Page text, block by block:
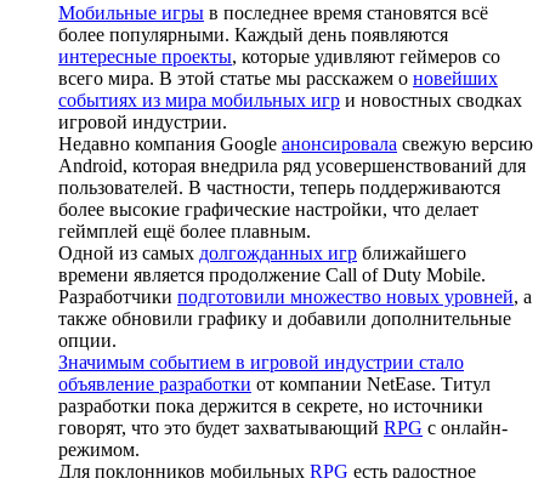
Мобильные игры в последнее время становятся всё
более популярными. Каждый день появляются
интересные проекты, которые удивляют геймеров со
всего мира. В этой статье мы расскажем о новейших
событиях из мира мобильных игр и новостных сводках
игровой индустрии.
Недавно компания Google анонсировала свежую версию
Android, которая внедрила ряд усовершенствований для
пользователей. В частности, теперь поддерживаются
более высокие графические настройки, что делает
геймплей ещё более плавным.
Одной из самых долгожданных игр ближайшего
времени является продолжение Call of Duty Mobile.
Разработчики подготовили множество новых уровней, а
также обновили графику и добавили дополнительные
опции.
Значимым событием в игровой индустрии стало
объявление разработки от компании NetEase. Титул
разработки пока держится в секрете, но источники
говорят, что это будет захватывающий RPG с онлайн-
режимом.
Для поклонников мобильных RPG есть радостное